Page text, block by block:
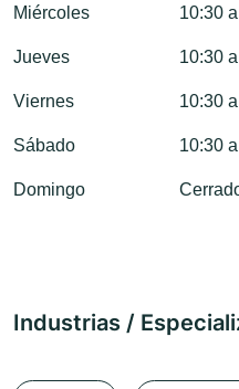
Miércoles 10:30
Jueves 10:30
Viernes 10:30
Sábado 10:30
Domingo
Industrias /